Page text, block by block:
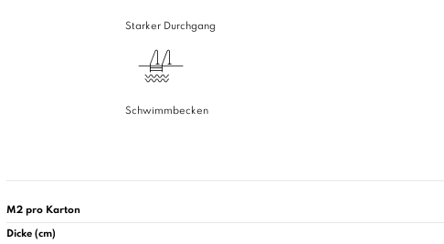
Starker Durchgang
Schwimmbecken
M2 pro Karton
Dicke (cm)